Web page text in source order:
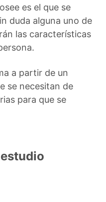
es el que se
duda alguna uno de
las características
a partir de un
se necesitan de
para que se